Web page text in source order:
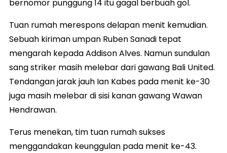
bernomor punggung 14 itu gagal berbuah gol.
Tuan rumah merespons delapan menit kemudian.
Sebuah kiriman umpan Ruben Sanadi tepat
mengarah kepada Addison Alves. Namun sundulan
sang striker masih melebar dari gawang Bali United.
Tendangan jarak jauh Ian Kabes pada menit ke-30
juga masih melebar di sisi kanan gawang Wawan
Hendrawan.
Terus menekan, tim tuan rumah sukses
menggandakan keunggulan pada menit ke-43.